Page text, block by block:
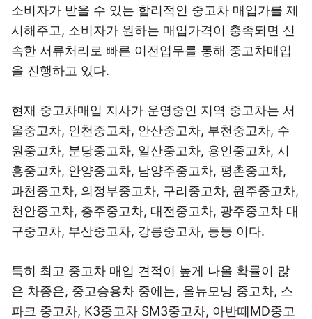
소비자가 받을 수 있는 합리적인 중고차 매입가를 제
시해주고, 소비자가 원하는 매입가격이 충족되면 신
속한 서류처리로 빠른 이전업무를 통해 중고차매입
을 진행하고 있다.
현재 중고차매입 지사가 운영중인 지역 중고차는 서
울중고차, 인천중고차, 안산중고차, 부천중고차, 수
원중고차, 분당중고차, 일산중고차, 용인중고차, 시
흥중고차, 안양중고차, 남양주중고차, 평촌중고차,
과천중고차, 의정부중고차, 구리중고차, 원주중고차,
천안중고차, 충주중고차, 대전중고차, 광주중고차 대
구중고차, 부산중고차, 강릉중고차, 등등 이다.
특히 최고 중고차 매입 견적이 높게 나올 확률이 많
은 차종은, 중고승용차 중에는, 올뉴모닝 중고차, 스
파크 중고차, K3중고차 SM3중고차, 아반떼MD중고